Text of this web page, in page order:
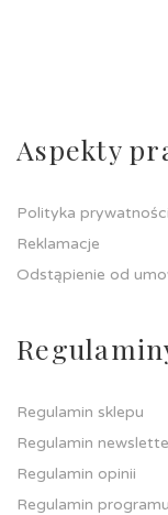
Aspekty
Polityka prywatności
Reklamacje
Odstąpienie od
Regulamin sklepu
Regulamin
Regulamin opinii
Regulamin